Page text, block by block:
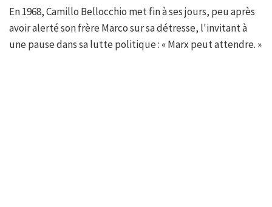
En 1968, Camillo Bellocchio met fin à ses jours, peu après
avoir alerté son frère Marco sur sa détresse, l'invitant à
une pause dans sa lutte politique : « Marx peut attendre. »